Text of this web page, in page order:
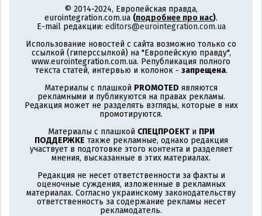
© 2014-2024, Европейская правда,
eurointegration.com.ua (подробнее про нас).
E-mail редакции: editors@eurointegration.com.ua
Использование новостей с сайта возможно только со
ссылкой (гиперссылкой) на "Европейскую правду",
www.eurointegration.com.ua. Републикация полного
текста статей, интервью и колонок - запрещена.
Материалы с плашкой PROMOTED являются
рекламными и публикуются на правах рекламы.
Редакция может не разделять взгляды, которые в них
промотируются.
Материалы с плашкой СПЕЦПРОЕКТи ПРИ
ПОДДЕРЖКЕ также рекламные, однако редакция
участвует в подготовке этого контента и разделяет
мнения, высказанные в этих материалах.
Редакция не несет ответственности за факты и
оценочные суждения, изложенные в рекламных
материалах. Согласно украинскому законодательству
ответственность за содержание рекламы несет
рекламодатель.